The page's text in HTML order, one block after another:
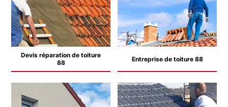
Devis réparation de toiture
88
Entreprise de toiture 88